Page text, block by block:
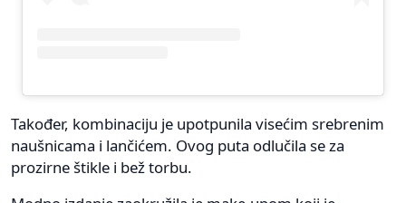
Također, kombinaciju je upotpunila visećim srebrenim
naušnicama i lančićem. Ovog puta odlučila se za
prozirne štikle i bež torbu.